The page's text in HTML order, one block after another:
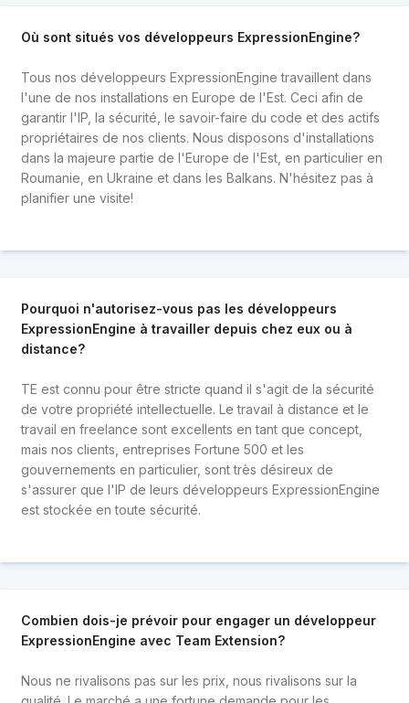
Où sont situés vos développeurs ExpressionEngine?
Tous nos développeurs ExpressionEngine travaillent dans
l'une de nos installations en Europe de l'Est. Ceci afin de
garantir l'IP, la sécurité, le savoir-faire du code et des actifs
propriétaires de nos clients. Nous disposons d'installations
dans la majeure partie de l'Europe de l'Est, en particulier en
Roumanie, en Ukraine et dans les Balkans. N'hésitez pas à
planifier une visite!
Pourquoi n'autorisez-vous pas les développeurs
ExpressionEngine à travailler depuis chez eux ou à
distance?
TE est connu pour être stricte quand il s'agit de la sécurité
de votre propriété intellectuelle. Le travail à distance et le
travail en freelance sont excellents en tant que concept,
mais nos clients, entreprises Fortune 500 et les
gouvernements en particulier, sont très désireux de
s'assurer que l'IP de leurs développeurs ExpressionEngine
est stockée en toute sécurité.
Combien dois-je prévoir pour engager un développeur
ExpressionEngine avec Team Extension?
Nous ne rivalisons pas sur les prix, nous rivalisons sur la